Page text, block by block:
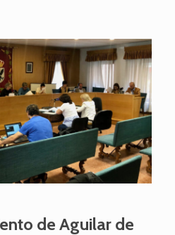
de Aguilar de